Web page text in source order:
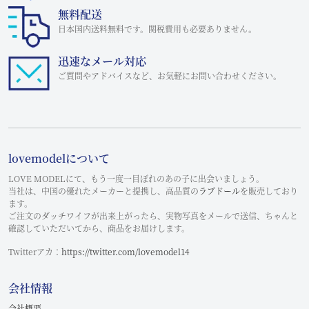
無料配送
日本国内送料無料です。関税費用も必要ありません。
迅速なメール対応
ご質問やアドバイスなど、お気軽にお問い合わせください。
lovemodelについて
LOVE MODELにて、もう一度一目ぼれのあの子に出会いましょう。
当社は、中国の優れたメーカーと提携し、高品質のラブドールを販売しており
ます。
ご注文のダッチワイフが出来上がったら、実物写真をメールで送信、ちゃんと
確認していただいてから、商品をお届けします。
Twitterアカ： https://twitter.com/lovemodel14
会社情報